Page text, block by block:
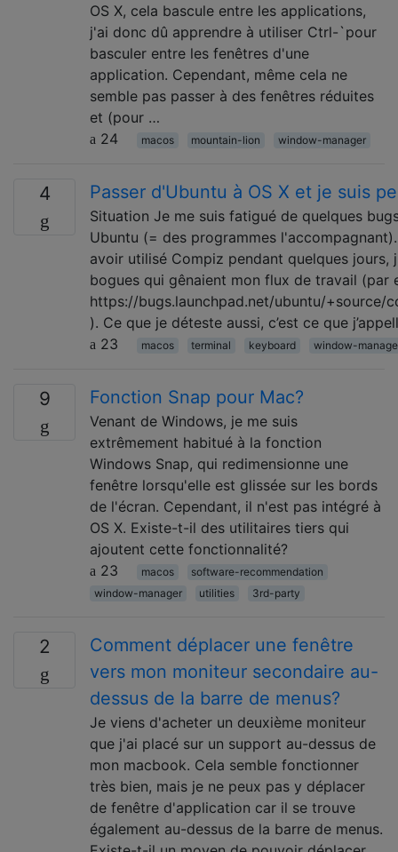
OS X, cela bascule entre les applications,
j'ai donc dû apprendre à utiliser Ctrl-`pour
basculer entre les fenêtres d'une
application. Cependant, même cela ne
semble pas passer à des fenêtres réduites
et (pour …
24
macos mountain-lion window-manager
4 Passer d'Ubuntu à OS X et je suis
Situation Je me suis fatigué de quelques
Ubuntu (= des programmes
avoir utilisé Compiz pendant quelques jours,
bogues qui gênaient mon flux de travail (par
https://bugs.launchpad.net/ubuntu/+source/
). Ce que je déteste aussi, c’est ce que
23
macos terminal keyboard window-
9 Fonction Snap pour Mac?
Venant de Windows, je me suis
extrêmement habitué à la fonction
Windows Snap, qui redimensionne une
fenêtre lorsqu'elle est glissée sur les bords
de l'écran. Cependant, il n'est pas intégré à
OS X. Existe-t-il des utilitaires tiers qui
ajoutent cette fonctionnalité?
23
macos
software-recommendation
window-manager
utilities 3rd-party
2
Comment déplacer une fenêtre
vers mon moniteur secondaire au-
dessus de la barre de menus?
Je viens d'acheter un deuxième moniteur
que j'ai placé sur un support au-dessus de
mon macbook. Cela semble fonctionner
très bien, mais je ne peux pas y déplacer
de fenêtre d'application car il se trouve
également au-dessus de la barre de menus.